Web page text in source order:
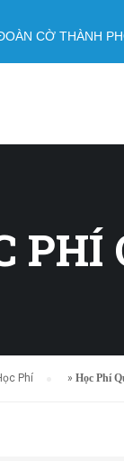
CỜ THÀNH
Phí » Học Phí